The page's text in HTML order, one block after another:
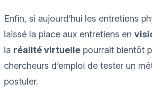
Enfin, si aujourd’hui les entretiens
laissé la place aux entretiens en
la réalité virtuelle pourrait bientôt
chercheurs d’emploi de tester un
postuler.